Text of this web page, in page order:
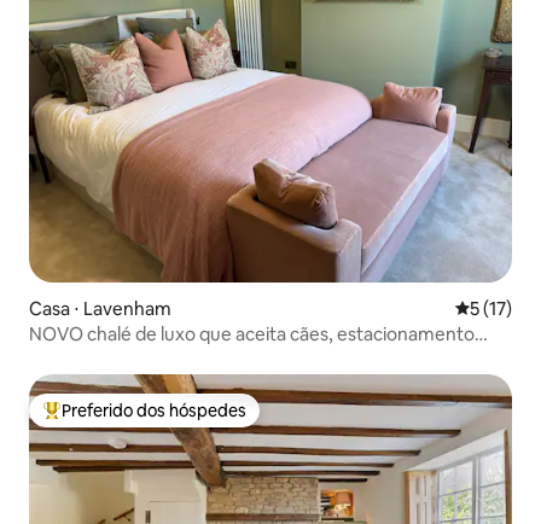
Casa ⋅ Lavenham 5 de uma
5 (17)
NOVO chalé de luxo que aceita cães, estacionamento
Entre os melhores preferidos dos hóspedes
Preferido dos hóspedes